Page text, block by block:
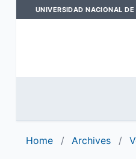
UNIVERSIDAD NACIONAL
Home / Archives /